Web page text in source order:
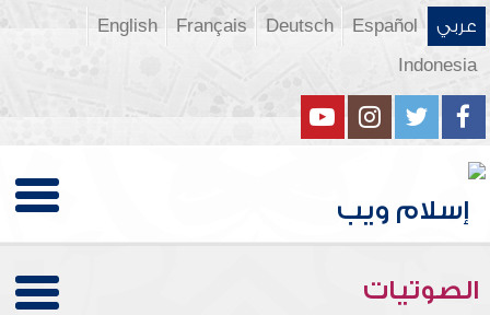
عربي Español
Deutsch
Français
English
Indonesia
الصوتيات